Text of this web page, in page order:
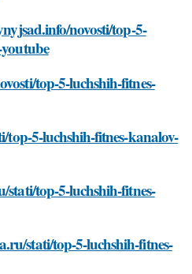
novosti/top-5-
top-5-luchshih-fitnes-
top-5-luchshih-fitnes-kanalov-
top-5-luchshih-fitnes-
stati/top-5-luchshih-fitnes-